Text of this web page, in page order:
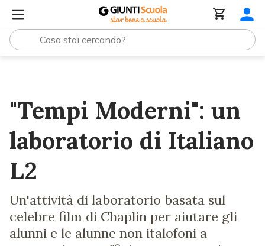
"Tempi Moderni": un
laboratorio di Italiano
L2
Un'attività di laboratorio basata sul
celebre film di Chaplin per aiutare gli
alunni e le alunne non italofoni a